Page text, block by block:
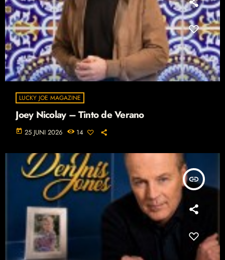
LUCKY JOE MAGAZINE
Joey Nicolay – Tinto de Verano
today 25 JUNI 2026 14
insert_link